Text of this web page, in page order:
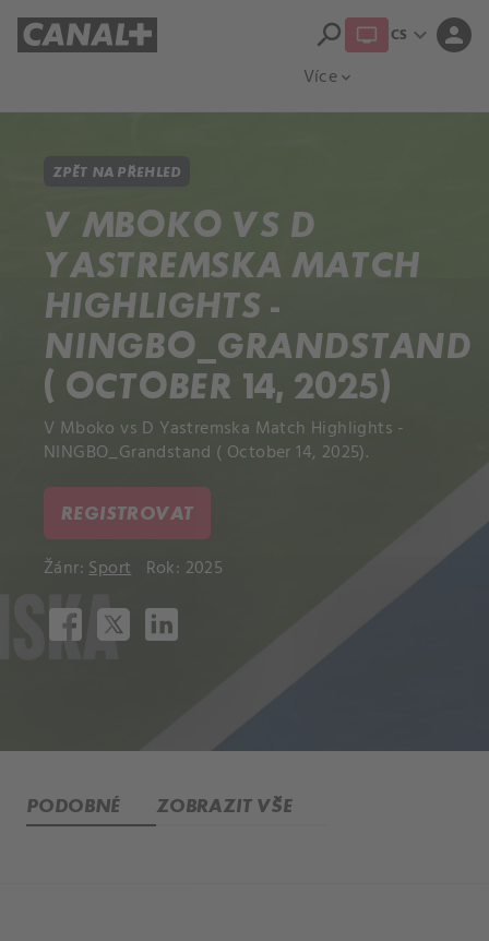
Více expand_more
search CS expand_more person
ZPĚT NA PŘEHLED
V MBOKO VS D
YASTREMSKA MATCH
HIGHLIGHTS -
NINGBO_GRANDSTAND
( OCTOBER 14, 2025)
V Mboko vs D Yastremska Match Highlights -
NINGBO_Grandstand ( October 14, 2025).
REGISTROVAT
Žánr:Sport Rok: 2025
PODOBNÉ ZOBRAZIT VŠE